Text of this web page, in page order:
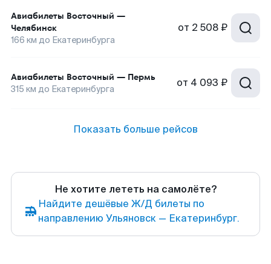
Авиабилеты Восточный —
Челябинск
166 км до Екатеринбурга
от 2 508 ₽
Авиабилеты Восточный — Пермь
315 км до Екатеринбурга от 4 093 ₽
Показать больше рейсов
Не хотите лететь на самолёте?
Найдите дешёвые Ж/Д билеты по
направлению Ульяновск — Екатеринбург.